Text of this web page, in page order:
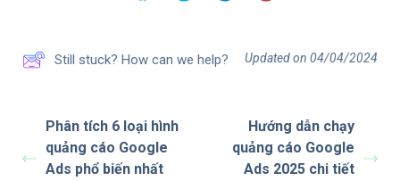
Still stuck? How can we help? Updated on 04/04/2024
Phân tích 6 loại hình
quảng cáo Google
Ads phổ biến nhất
Hướng dẫn chạy
quảng cáo Google
Ads 2025 chi tiết